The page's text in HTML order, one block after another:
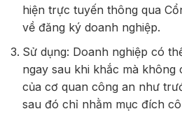
hiện trực tuyến thông qua
về đăng ký doanh nghiệp.
Sử dụng: Doanh nghiệp có
ngay sau khi khắc mà
của cơ quan công an như
sau đó chỉ nhằm mục đích